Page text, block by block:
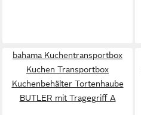
bahama Kuchentransportbox
Kuchen Transportbox
Kuchenbehälter Tortenhaube
BUTLER mit Tragegriff A